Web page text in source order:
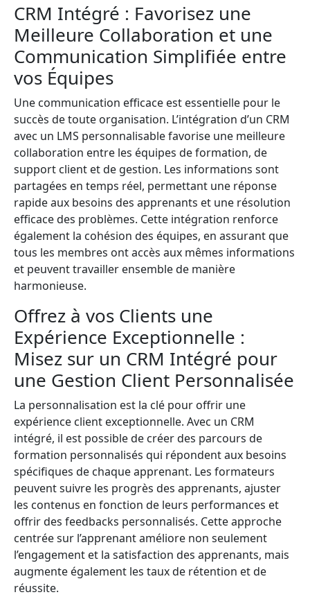
CRM Intégré : Favorisez une
Meilleure Collaboration et une
Communication Simplifiée entre
vos Équipes
Une communication efficace est essentielle pour le
succès de toute organisation. L’intégration d’un CRM
avec un LMS personnalisable favorise une meilleure
collaboration entre les équipes de formation, de
support client et de gestion. Les informations sont
partagées en temps réel, permettant une réponse
rapide aux besoins des apprenants et une résolution
efficace des problèmes. Cette intégration renforce
également la cohésion des équipes, en assurant que
tous les membres ont accès aux mêmes informations
et peuvent travailler ensemble de manière
harmonieuse.
Offrez à vos Clients une
Expérience Exceptionnelle :
Misez sur un CRM Intégré pour
une Gestion Client Personnalisée
La personnalisation est la clé pour offrir une
expérience client exceptionnelle. Avec un CRM
intégré, il est possible de créer des parcours de
formation personnalisés qui répondent aux besoins
spécifiques de chaque apprenant. Les formateurs
peuvent suivre les progrès des apprenants, ajuster
les contenus en fonction de leurs performances et
offrir des feedbacks personnalisés. Cette approche
centrée sur l’apprenant améliore non seulement
l’engagement et la satisfaction des apprenants, mais
augmente également les taux de rétention et de
réussite.